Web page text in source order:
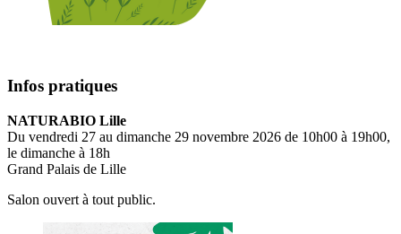
Infos pratiques
NATURABIO Lille
Du vendredi 27 au dimanche 29 novembre 2026 de 10h00 à 19h00,
le dimanche à 18h
Grand Palais de Lille
Salon ouvert à tout public.